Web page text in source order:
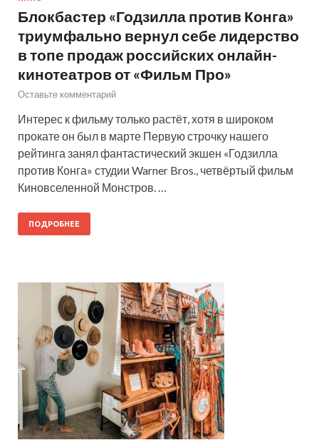
Блокбастер «Годзилла против Конга»
триумфально вернул себе лидерство
в топе продаж российских онлайн-
кинотеатров от «Фильм Про»
Оставьте комментарий
Интерес к фильму только растёт, хотя в широком
прокате он был в марте Первую строчку нашего
рейтинга занял фантастический экшен «Годзилла
против Конга» студии Warner Bros., четвёртый фильм
Киновселенной Монстров. …
ПОДРОБНЕЕ